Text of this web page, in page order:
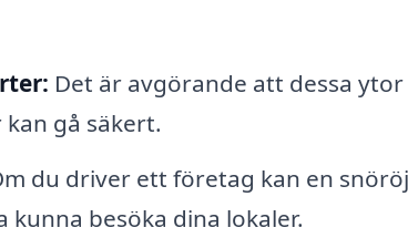
Det är avgörande att dessa
gå säkert.
du driver ett företag kan en
besöka dina lokaler.